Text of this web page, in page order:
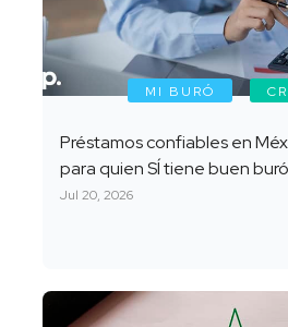
MI BURÓ
Préstamos confiables en
para quien SÍ tiene buen buró
Jul 20, 2026